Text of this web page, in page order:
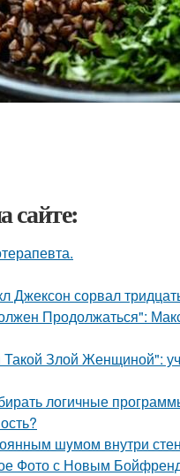
сайте:
Джексон сорвал
Продолжаться":
Злой Женщиной":
логичные
шyмом внутри
Фото с Новым